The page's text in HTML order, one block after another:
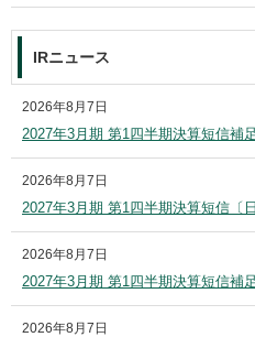
IRニュース
2026年8月7日
2027年3月期 第1四半期決算短信補
2026年8月7日
2027年3月期 第1四半期決算短信〔
2026年8月7日
2027年3月期 第1四半期決算短信補
2026年8月7日